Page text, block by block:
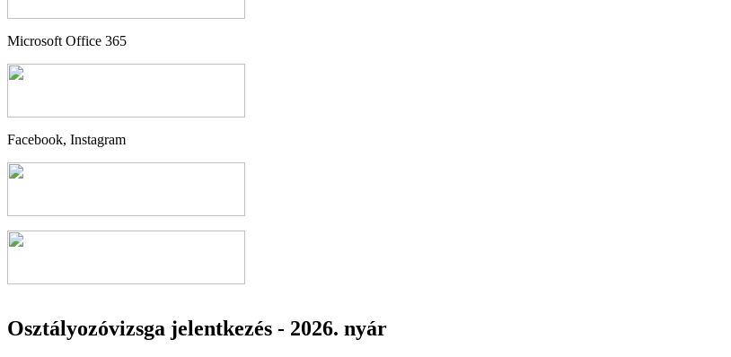
Microsoft Office 365
Facebook, Instagram
Osztályozóvizsga jelentkezés - 2026. nyár